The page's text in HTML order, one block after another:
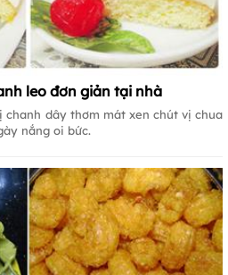
leo đơn giản tại nhà
chanh dây thơm mát xen chút vị chua
nắng oi bức.